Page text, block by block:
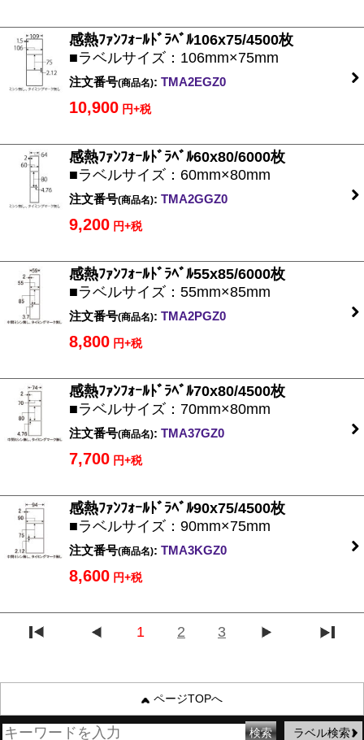
感熱ﾌｧﾝﾌｫｰﾙﾄﾞﾗﾍﾞﾙ106x75/4500枚
■ラベルサイズ：106mm×75mm
注文番号(商品名): TMA2EGZ0
10,900 円+税
感熱ﾌｧﾝﾌｫｰﾙﾄﾞﾗﾍﾞﾙ60x80/6000枚
■ラベルサイズ：60mm×80mm
注文番号(商品名): TMA2GGZ0
9,200 円+税
感熱ﾌｧﾝﾌｫｰﾙﾄﾞﾗﾍﾞﾙ55x85/6000枚
■ラベルサイズ：55mm×85mm
注文番号(商品名): TMA2PGZ0
8,800 円+税
感熱ﾌｧﾝﾌｫｰﾙﾄﾞﾗﾍﾞﾙ70x80/4500枚
■ラベルサイズ：70mm×80mm
注文番号(商品名): TMA37GZ0
7,700 円+税
感熱ﾌｧﾝﾌｫｰﾙﾄﾞﾗﾍﾞﾙ90x75/4500枚
■ラベルサイズ：90mm×75mm
注文番号(商品名): TMA3KGZ0
8,600 円+税
1 2 3
ページTOPへ
ラベル検索